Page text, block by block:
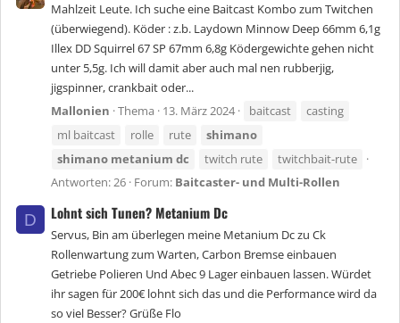
Mahlzeit Leute. Ich suche eine Baitcast Kombo zum Twitchen
(überwiegend). Köder : z.b. Laydown Minnow Deep 66mm 6,1g
Illex DD Squirrel 67 SP 67mm 6,8g Ködergewichte gehen nicht
unter 5,5g. Ich will damit aber auch mal nen rubberjig,
jigspinner, crankbait oder...
Mallonien Thema 13. März 2024 baitcast
casting
ml baitcast
rolle rute
shimano
shimano metanium dc twitch rute
twitchbait-rute
Antworten: 26 Forum: Baitcaster- und Multi-Rollen
D Lohnt sich Tunen? Metanium Dc
Servus, Bin am überlegen meine Metanium Dc zu Ck
Rollenwartung zum Warten, Carbon Bremse einbauen
Getriebe Polieren Und Abec 9 Lager einbauen lassen. Würdet
ihr sagen für 200€ lohnt sich das und die Performance wird da
so viel Besser? Grüße Flo